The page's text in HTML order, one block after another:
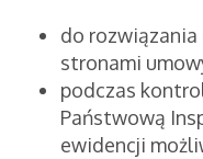
do
stronami
podczas
Państwową
ewidencji